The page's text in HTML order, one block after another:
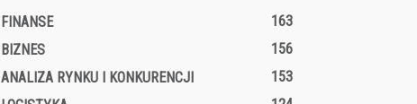
FINANSE
163
BIZNES
156
ANALIZA RYNKU I KONKURENCJI
153